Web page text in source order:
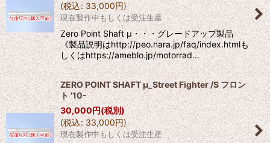
(税込: 33,000円)
現在製作中もしくは受注生産
Zero Point Shaft μ・・・グレードアップ製品
《製品説明はhttp://peo.nara.jp/faq/index.htmlも
しくはhttps://ameblo.jp/motorrad…
ZERO POINT SHAFT μ_Street Fighter /S フロン
ト '10-
30,000円(税別)
(税込: 33,000円)
現在製作中もしくは受注生産